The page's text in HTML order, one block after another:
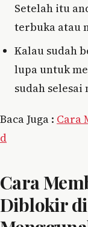
Setelah itu
terbuka atau
Kalau sudah
lupa untuk
sudah selesai
Baca Juga : Cara
d
Cara
Diblokir di